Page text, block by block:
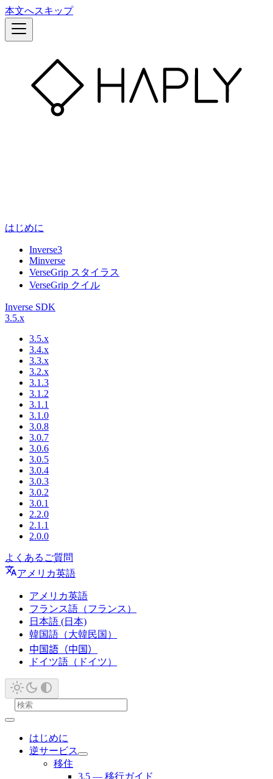
本文へスキップ
はじめに
Inverse3
Minverse
VerseGrip スタイラス
VerseGrip クイル
Inverse SDK
3.5.x
3.5.x
3.4.x
3.3.x
3.2.x
3.1.3
3.1.2
3.1.1
3.1.0
3.0.8
3.0.7
3.0.6
3.0.5
3.0.4
3.0.3
3.0.2
3.0.1
2.2.0
2.1.1
2.0.0
よくあるご質問
アメリカ英語
アメリカ英語
フランス語（フランス）
日本語 (日本)
韓国語（大韓民国）
中国語（中国）
ドイツ語（ドイツ）
はじめに
逆サービス
移住
3.5 — 移行ガイド